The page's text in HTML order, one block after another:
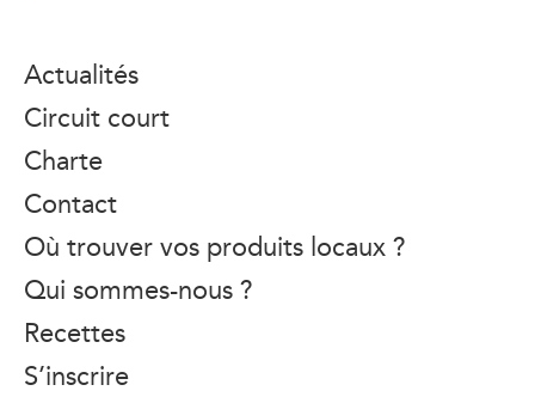
Actualités
Circuit court
Charte
Contact
Où trouver vos produits locaux ?
Qui sommes-nous ?
Recettes
S’inscrire